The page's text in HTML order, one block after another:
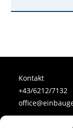
Kontakt
+43/6212/7132